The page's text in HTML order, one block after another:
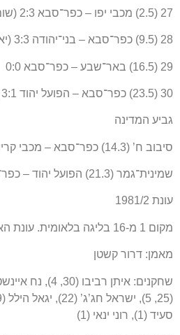
27 (2.5) מכבי יפו – כפר־סבא 2:3 (שום 70 80)
28 (9.5) כפר־סבא – בני־יהודה 3:3 (יאני 5, פוגל 21, בן־אריה 44)
29 (16.5) באר־שבע – כפר־סבא 0:0
30 (23.5) כפר־סבא – הפועל יהוד 3:1 (הילל 27)
גביע המדינה
סיבוב ח’ (14.3) כפר־סבא – מכבי קריית־גת 2:3 (יאני, ויצמן, פוס)
שמינית־גמר (21.3) הפועל יהוד – כפר־סבא 1:2 (נעמן)
עונת 1981/2
מקום 1 מ-16 בליגה בלאומית. עונת האליפות
מאמן: דרור קשטן
סעיד (1), רוני ינאי (1)